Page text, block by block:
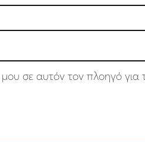
σε αυτόν τον πλοηγό